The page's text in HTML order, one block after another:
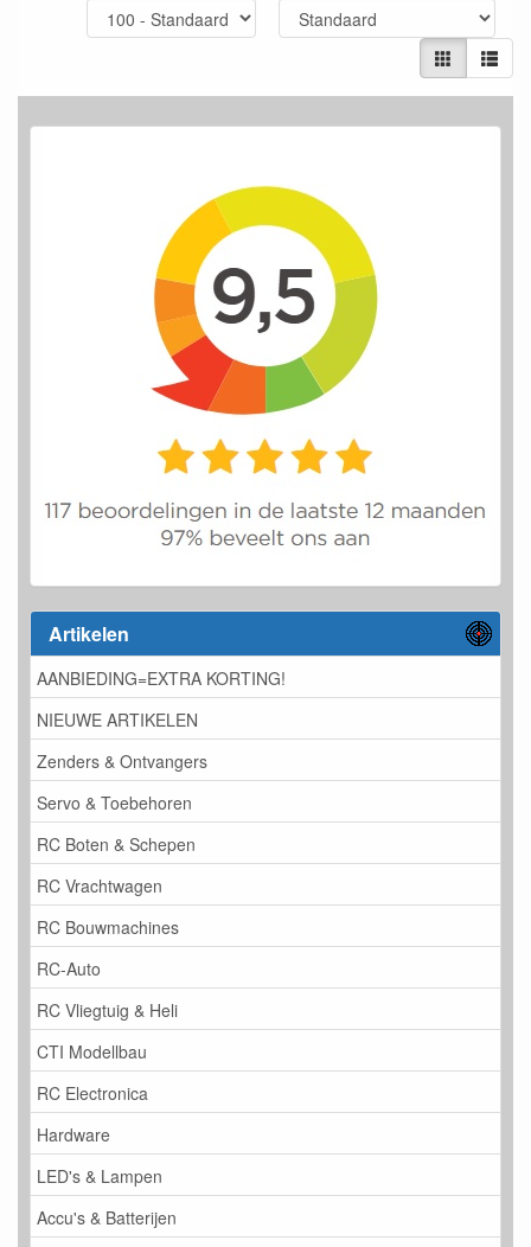
Artikelen
AANBIEDING=EXTRA KORTING!
NIEUWE ARTIKELEN
Zenders & Ontvangers
Servo & Toebehoren
RC Boten & Schepen
RC Vrachtwagen
RC Bouwmachines
RC-Auto
RC Vliegtuig & Heli
CTI Modellbau
RC Electronica
Hardware
LED's & Lampen
Accu's & Batterijen